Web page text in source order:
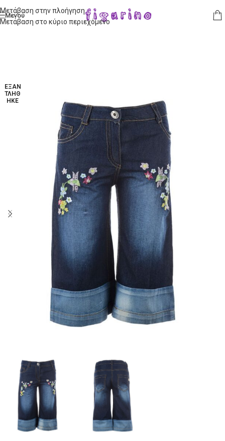
Μετάβαση στην πλοήγηση
Μετάβαση στο κύριο περιεχόμενο
Μενού
ΕΞΑΝ
ΤΛΉΘ
ΗΚΕ